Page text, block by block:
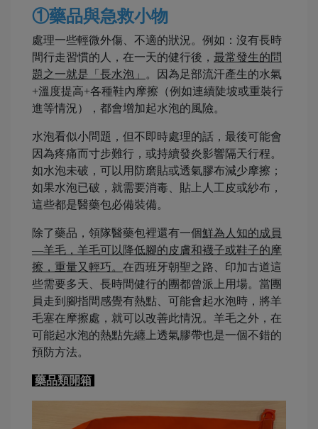
①藥品與急救小物
處理一些輕微外傷、不適的狀況。例如：沒有長時
間行走習慣的人，在一天的健行後， 最常發生的問
題之一就是「長水泡」
。因為足部流汗產生的水氣
+溫度提高+各種鞋內摩擦（例如連續陡坡或重裝行
進等情況），都會增加起水泡的風險。
水泡看似小問題，但不即時處理的話，最後可能會
因為疼痛而寸步難行，或持續發炎影響隔天行程。
如水泡未破，可以用防磨貼或透氣膠布減少摩擦；
如果水泡已破，就需要消毒、貼上人工皮或紗布，
這些都是醫藥包必備裝備。
除了藥品，領隊醫藥包裡還有一個鮮為人知的成員
—羊毛，羊毛可以降低腳的皮膚和襪子或鞋子的摩
擦，重量又輕巧。 在西班牙朝聖之路、印加古道這
些需要多天、長時間健行的團都曾派上用場。當團
員走到腳指間感覺有熱點、可能會起水泡時，將羊
毛塞在摩擦處，就可以改善此情況。羊毛之外，在
可能起水泡的熱點先纏上透氣膠帶也是一個不錯的
預防方法。
藥品類開箱